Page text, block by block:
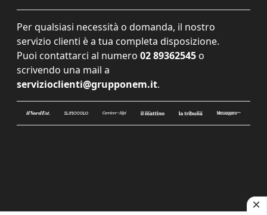
Per qualsiasi necessità o domanda, il nostro
servizio clienti è a tua completa disposizione.
Puoi contattarci al numero 02 89362545 o
scrivendo una mail a
servizioclienti@grupponem.it.